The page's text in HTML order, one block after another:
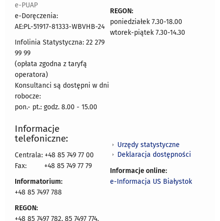
e-PUAP
e-Doręczenia:
AE:PL-51917-81333-WBVHB-24
Infolinia Statystyczna: 22 279
99 99
(opłata zgodna z taryfą
operatora)
Konsultanci są dostępni w dni
robocze:
pon.- pt.: godz. 8.00 - 15.00
REGON:
poniedziałek 7.30-18.00
wtorek-piątek 7.30-14.30
Informacje
telefoniczne:
Centrala: +48 85 749 77 00
Fax:
+48 85 749 77 79
Informatorium:
+48 85 7497 788
REGON:
+48 85 7497 782, 85 7497 774,
Urzędy statystyczne
Deklaracja dostępności
Informacje online:
e-Informacja US Białystok